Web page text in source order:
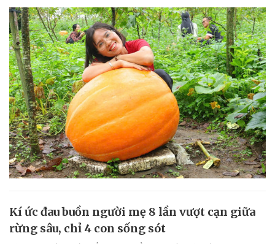
Kí ức đau buồn người mẹ 8 lần vượt cạn giữa
rừng sâu, chỉ 4 con sống sót